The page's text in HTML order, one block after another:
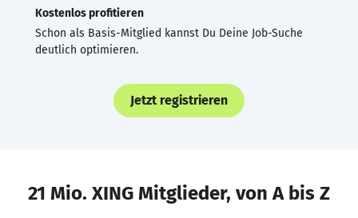
Kostenlos profitieren
Schon als Basis-Mitglied kannst Du Deine Job-Suche
deutlich optimieren.
Jetzt registrieren
21 Mio. XING Mitglieder, von A bis Z